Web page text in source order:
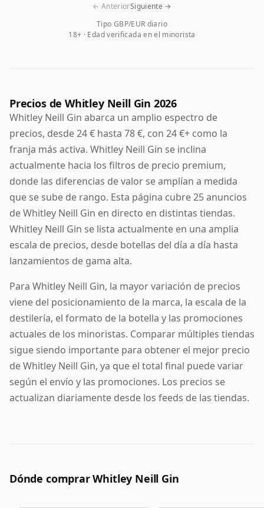
Tipo GBP/EUR diario
18+ · Edad verificada en el minorista
← AnteriorSiguiente →
Precios de Whitley Neill Gin 2026
Whitley Neill Gin abarca un amplio espectro de
precios, desde 24 € hasta 78 €, con 24 €+ como la
franja más activa. Whitley Neill Gin se inclina
actualmente hacia los filtros de precio premium,
donde las diferencias de valor se amplían a medida
que se sube de rango. Esta página cubre 25 anuncios
de Whitley Neill Gin en directo en distintas tiendas.
Whitley Neill Gin se lista actualmente en una amplia
escala de precios, desde botellas del día a día hasta
lanzamientos de gama alta.
Para Whitley Neill Gin, la mayor variación de precios
viene del posicionamiento de la marca, la escala de la
destilería, el formato de la botella y las promociones
actuales de los minoristas. Comparar múltiples tiendas
sigue siendo importante para obtener el mejor precio
de Whitley Neill Gin, ya que el total final puede variar
según el envío y las promociones. Los precios se
actualizan diariamente desde los feeds de las tiendas.
Dónde comprar Whitley Neill Gin